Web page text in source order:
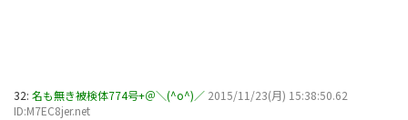
32: 名も無き被検体774号+＠＼(^o^)／ 2015/11/23(月) 15:38:50.62
ID:M7EC8jer.net